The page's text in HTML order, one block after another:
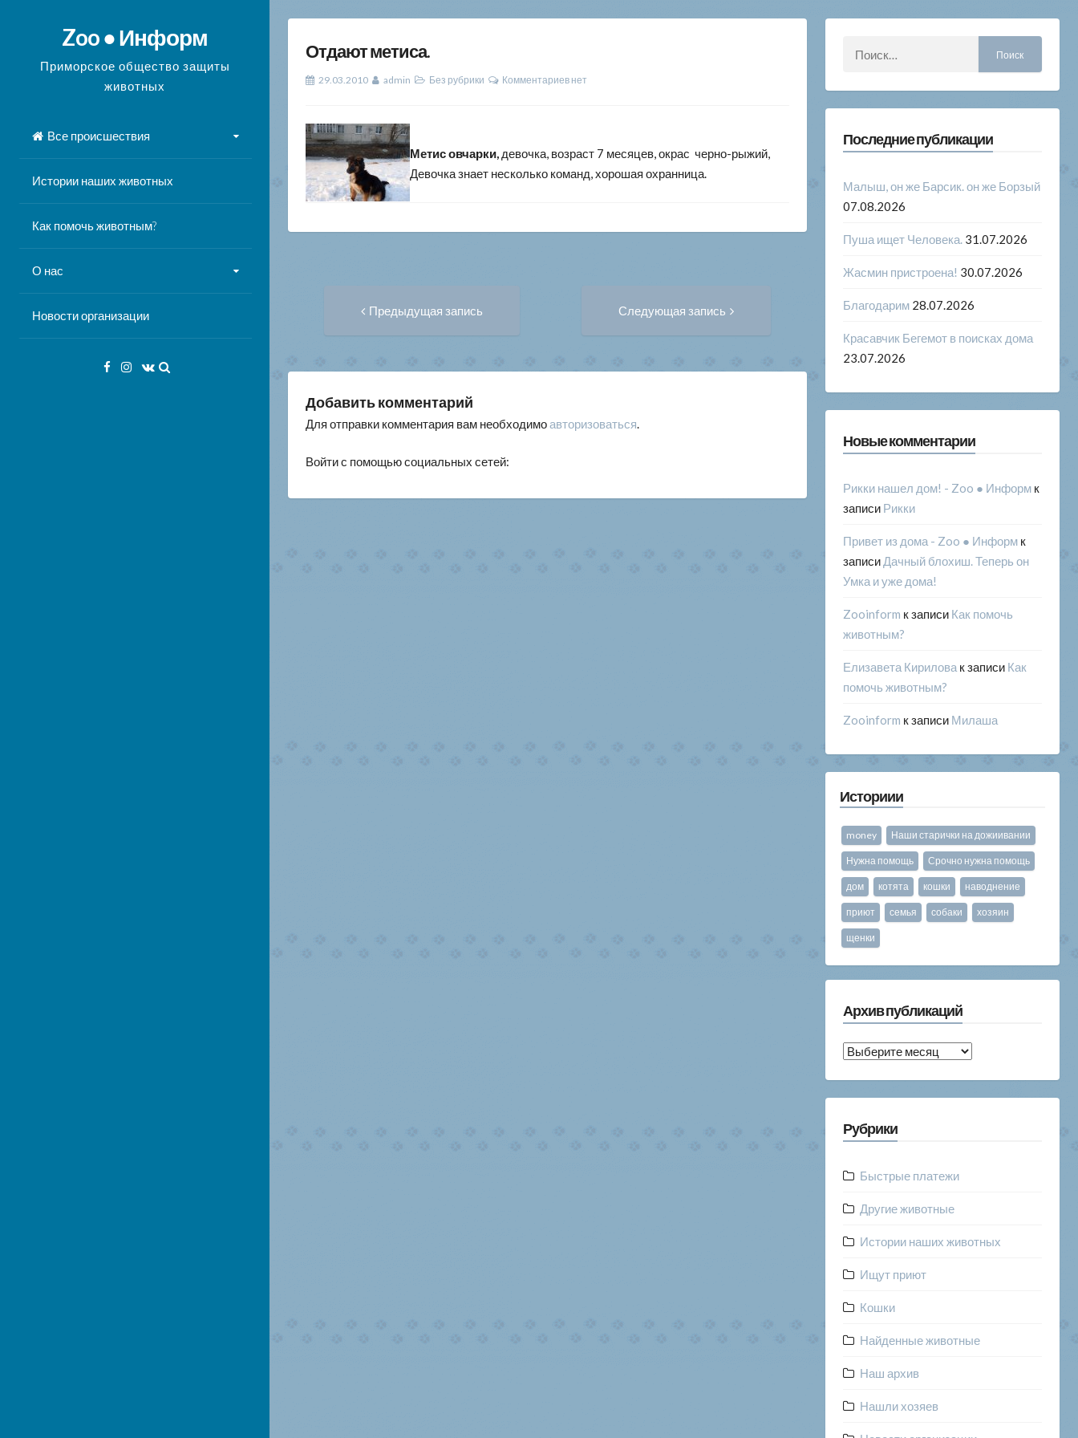
содержимомуZoo ● Информ
Приморское общество защиты
животных
Все происшествия
Истории наших животных
Как помочь животным?
О нас
Новости организации
Facebook
Instagram
VK
Отдают метиса.
29.03.2010 admin Без рубрики Комментариев нет
Метис овчарки, девочка, возраст 7 месяцев, окрас черно-рыжий,
Девочка знает несколько команд, хорошая охранница.
Навигация
по
записям
Предыдущая запись Следующая запись
Добавить комментарий
Для отправки комментария вам необходимоавторизоваться
Войти с помощью социальных сетей:
Последние публикации
Малыш, он же Барсик. он же Борзый
07.08.2026
Пуша ищет Человека. 31.07.2026
Жасмин пристроена! 30.07.2026
Благодарим 28.07.2026
Красавчик Бегемот в поисках дома
23.07.2026
Новые комментарии
Рикки нашел дом! - Zoo ● Информ к
записи Рикки
Привет из дома - Zoo ● Информ к
записи Дачный блохиш. Теперь он
Умка и уже дома!
Zooinform к записи Как помочь
животным?
Елизавета Кирилова к записи Как
помочь животным?
Zooinform к записи Милаша
Историии
money Наши старички на дожиивании
Нужна помощь Срочно нужна помощь
дом котята кошки наводнение
приют семья собаки хозяин
щенки
Архив публикаций
Архив
Рубрики
Быстрые платежи
Другие животные
Истории наших животных
Ищут приют
Кошки
Найденные животные
Наш архив
Нашли хозяев